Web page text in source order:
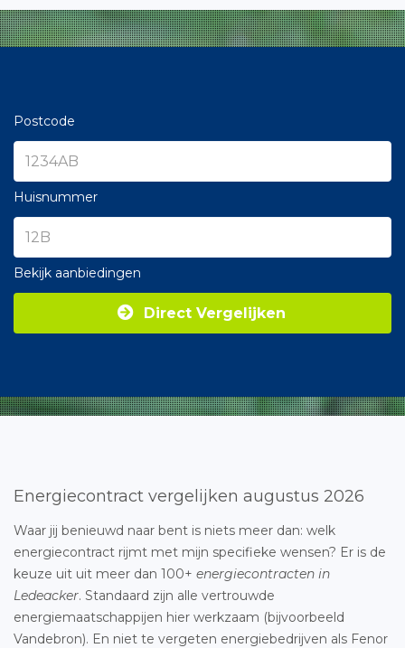
Postcode
Huisnummer
Bekijk aanbiedingen
Direct Vergelijken
Energiecontract vergelijken augustus 2026
Waar jij benieuwd naar bent is niets meer dan: welk
energiecontract rijmt met mijn specifieke wensen? Er is de
keuze uit uit meer dan 100+ energiecontracten in
Ledeacker. Standaard zijn alle vertrouwde
energiemaatschappijen hier werkzaam (bijvoorbeeld
Vandebron). En niet te vergeten energiebedrijven als Fenor